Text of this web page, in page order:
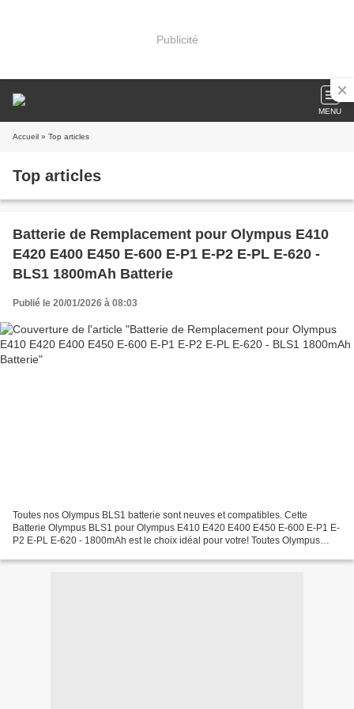
Publicité
MENU
Accueil » Top articles
Top articles
Batterie de Remplacement pour Olympus E410
E420 E400 E450 E-600 E-P1 E-P2 E-PL E-620 -
BLS1 1800mAh Batterie
Publié le 20/01/2026 à 08:03
Toutes nos Olympus BLS1 batterie sont neuves et compatibles. Cette
Batterie Olympus BLS1 pour Olympus E410 E420 E400 E450 E-600 E-P1 E-
P2 E-PL E-620 - 1800mAh est le choix idéal pour votre! Toutes Olympus